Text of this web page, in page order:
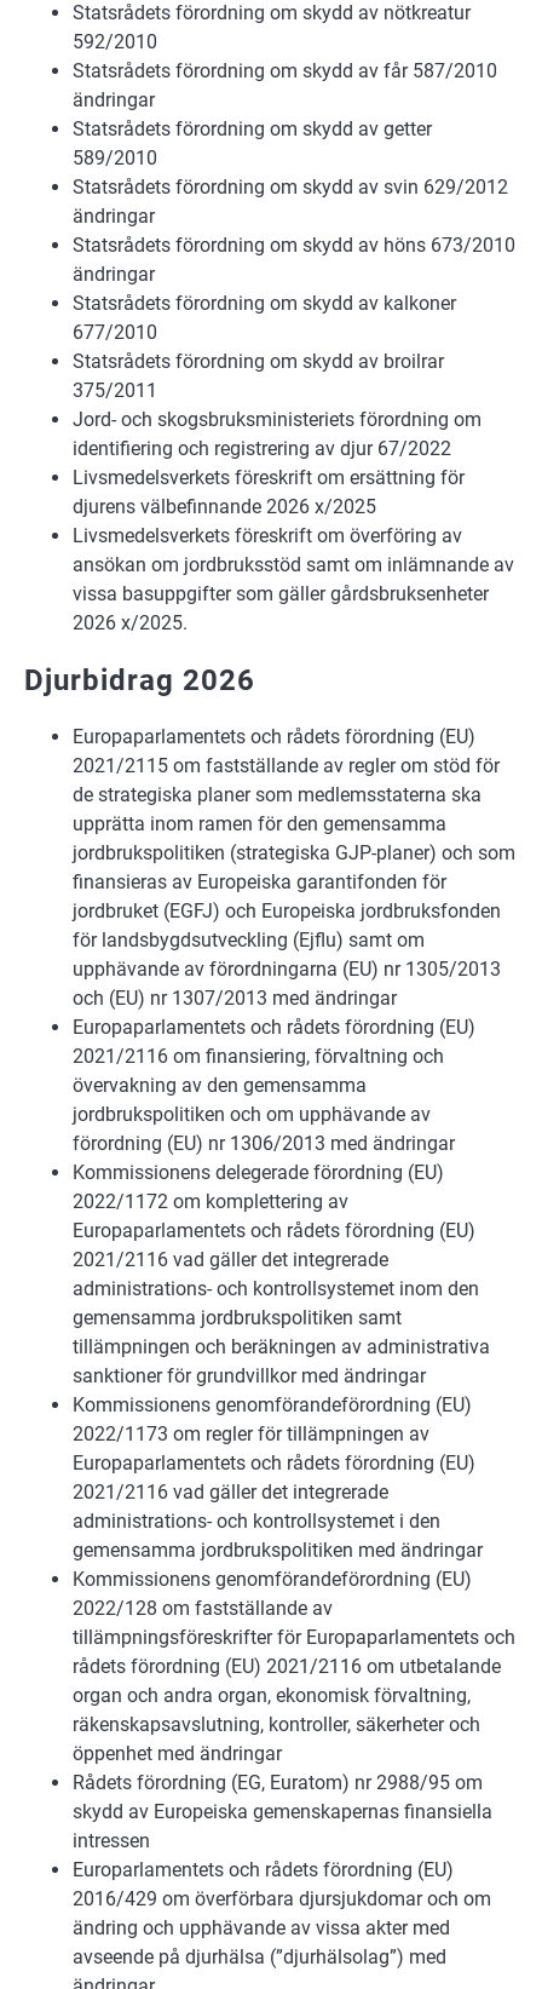
Statsrådets förordning om skydd av nötkreatur
592/2010
Statsrådets förordning om skydd av får 587/2010
ändringar
Statsrådets förordning om skydd av getter
589/2010
Statsrådets förordning om skydd av svin 629/2012
ändringar
Statsrådets förordning om skydd av höns 673/2010
ändringar
Statsrådets förordning om skydd av kalkoner
677/2010
Statsrådets förordning om skydd av broilrar
375/2011
Jord- och skogsbruksministeriets förordning om
identifiering och registrering av djur 67/2022
Livsmedelsverkets föreskrift om ersättning för
djurens välbefinnande 2026 x/2025
Livsmedelsverkets föreskrift om överföring av
ansökan om jordbruksstöd samt om inlämnande av
vissa basuppgifter som gäller gårdsbruksenheter
2026 x/2025.
Djurbidrag 2026
Europaparlamentets och rådets förordning (EU)
2021/2115 om fastställande av regler om stöd för
de strategiska planer som medlemsstaterna ska
upprätta inom ramen för den gemensamma
jordbrukspolitiken (strategiska GJP-planer) och som
finansieras av Europeiska garantifonden för
jordbruket (EGFJ) och Europeiska jordbruksfonden
för landsbygdsutveckling (Ejflu) samt om
upphävande av förordningarna (EU) nr 1305/2013
och (EU) nr 1307/2013 med ändringar
Europaparlamentets och rådets förordning (EU)
2021/2116 om finansiering, förvaltning och
övervakning av den gemensamma
jordbrukspolitiken och om upphävande av
förordning (EU) nr 1306/2013 med ändringar
Kommissionens delegerade förordning (EU)
2022/1172 om komplettering av
Europaparlamentets och rådets förordning (EU)
2021/2116 vad gäller det integrerade
administrations- och kontrollsystemet inom den
gemensamma jordbrukspolitiken samt
tillämpningen och beräkningen av administrativa
sanktioner för grundvillkor med ändringar
Kommissionens genomförandeförordning (EU)
2022/1173 om regler för tillämpningen av
Europaparlamentets och rådets förordning (EU)
2021/2116 vad gäller det integrerade
administrations- och kontrollsystemet i den
gemensamma jordbrukspolitiken med ändringar
Kommissionens genomförandeförordning (EU)
2022/128 om fastställande av
tillämpningsföreskrifter för Europaparlamentets och
rådets förordning (EU) 2021/2116 om utbetalande
organ och andra organ, ekonomisk förvaltning,
räkenskapsavslutning, kontroller, säkerheter och
öppenhet med ändringar
Rådets förordning (EG, Euratom) nr 2988/95 om
skydd av Europeiska gemenskapernas finansiella
intressen
Europarlamentets och rådets förordning (EU)
2016/429 om överförbara djursjukdomar och om
ändring och upphävande av vissa akter med
avseende på djurhälsa (”djurhälsolag”) med